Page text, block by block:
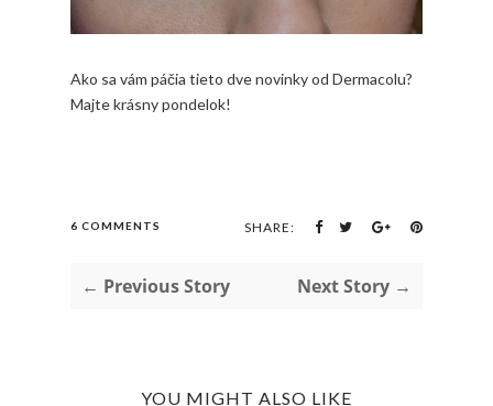
Ako sa vám páčia tieto dve novinky od Dermacolu?
Majte krásny pondelok!
6 COMMENTS SHARE:
← Previous Story Next Story →
YOU MIGHT ALSO LIKE